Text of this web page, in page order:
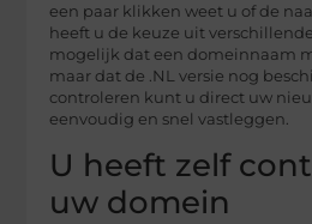
een paar klikken weet u of de
heeft u de keuze uit
mogelijk dat een domeinnaam
maar dat de .NL versie nog
controleren kunt u direct uw
eenvoudig en snel vastleggen.
U heeft zelf
uw domein